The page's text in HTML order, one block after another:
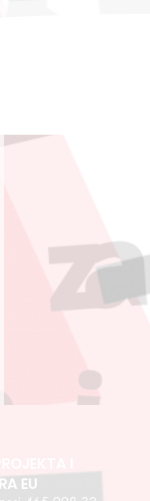
EU